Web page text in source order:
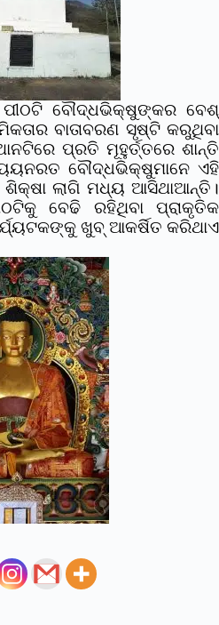
ପୀଠଟି ବୌଦ୍ଧଭିକ୍ଷୁଙ୍କର ବେଶ୍
ବାତାବରଣ ସୃଷ୍ଟି କରୁଥିବା
ପ୍ରତି ମୂହୁର୍ତ୍ତରେ ଶାନ୍ତି
ବୌଦ୍ଧଭିକ୍ଷୁମାନେ ଏହି
ଲାଗି ମଧ୍ୟ ଆସିଥାଆନ୍ତି।
ବେଢି ରହିଥିବା ପ୍ରାକୃତିକ
ଖୁବ୍ ଆକର୍ଷିତ କରିଥାଏ